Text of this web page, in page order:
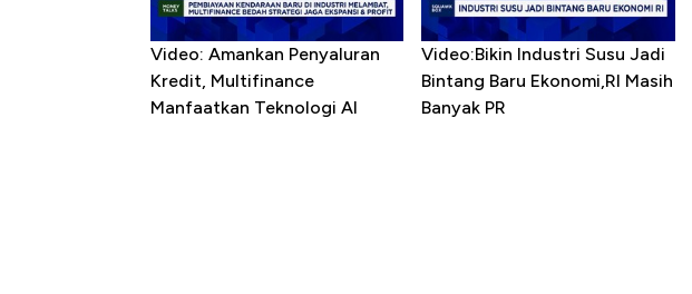
Video: Amankan Penyaluran
Kredit, Multifinance
Manfaatkan Teknologi AI
Video:Bikin Industri Susu Jadi
Bintang Baru Ekonomi,RI Masih
Banyak PR